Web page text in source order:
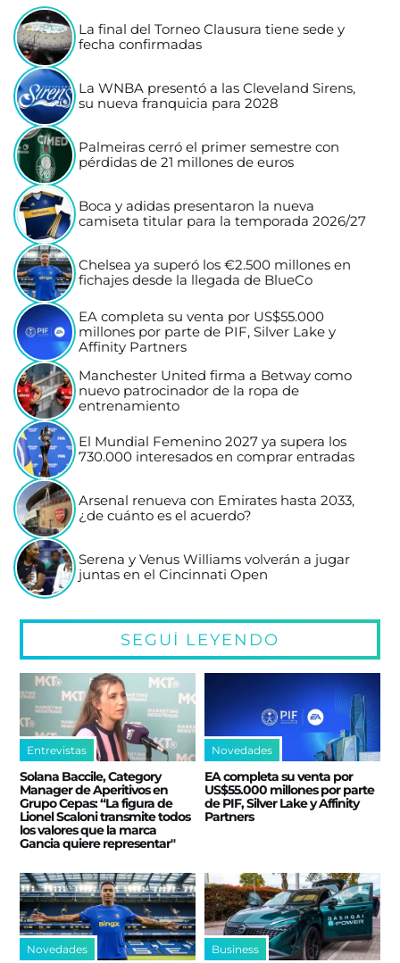
La final del Torneo Clausura tiene sede y
fecha confirmadas
La WNBA presentó a las Cleveland Sirens,
su nueva franquicia para 2028
Palmeiras cerró el primer semestre con
pérdidas de 21 millones de euros
Boca y adidas presentaron la nueva
camiseta titular para la temporada 2026/27
Chelsea ya superó los €2.500 millones en
fichajes desde la llegada de BlueCo
EA completa su venta por US$55.000
millones por parte de PIF, Silver Lake y
Affinity Partners
Manchester United firma a Betway como
nuevo patrocinador de la ropa de
entrenamiento
El Mundial Femenino 2027 ya supera los
730.000 interesados en comprar entradas
Arsenal renueva con Emirates hasta 2033,
¿de cuánto es el acuerdo?
Serena y Venus Williams volverán a jugar
juntas en el Cincinnati Open
SEGUÍ LEYENDO
Entrevistas
Solana Baccile, Category
Manager de Aperitivos en
Grupo Cepas: “La figura de
Lionel Scaloni transmite todos
los valores que la marca
Gancia quiere representar"
Novedades
EA completa su venta por
US$55.000 millones por parte
de PIF, Silver Lake y Affinity
Partners
Novedades Business